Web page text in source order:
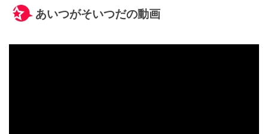
あいつがそいつだの動画